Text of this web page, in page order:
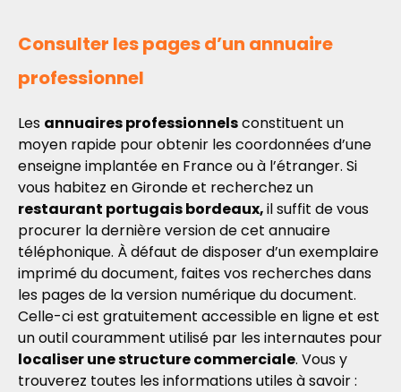
Consulter les pages d’un annuaire
professionnel
Les annuaires professionnelsconstituent un
moyen rapide pour obtenir les coordonnées d’une
enseigne implantée en France ou à l’étranger. Si
vous habitez en Gironde et recherchez un
restaurant portugais bordeaux,il suffit de vous
procurer la dernière version de cet annuaire
téléphonique. À défaut de disposer d’un exemplaire
imprimé du document, faites vos recherches dans
les pages de la version numérique du document.
Celle-ci est gratuitement accessible en ligne et est
un outil couramment utilisé par les internautes pour
localiser une structure commerciale. Vous y
trouverez toutes les informations utiles à savoir :